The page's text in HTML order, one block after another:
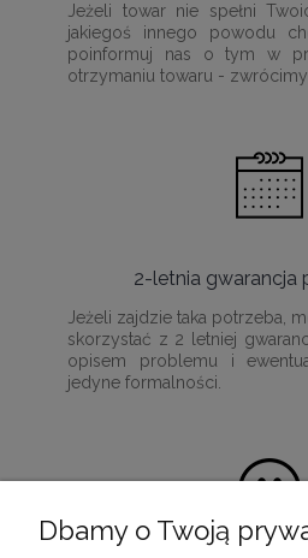
Jeżeli towar nie spełni
jakiegoś innego powodu
poinformuj nas o tym w
otrzymaniu towaru -
2-letnia gwarancja
Jeżeli zajdzie taka potrzeba,
skorzystać z 2 letniej
opisem problemu i
jedyne formalności.
Dbamy o Twoją